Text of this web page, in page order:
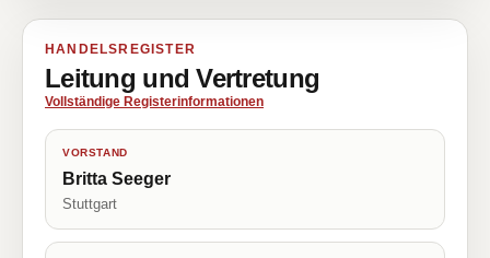
HANDELSREGISTER
Leitung und Vertretung
Vollständige Registerinformationen
VORSTAND
Britta Seeger
Stuttgart